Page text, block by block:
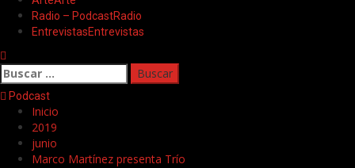
Radio – PodcastRadio
EntrevistasEntrevistas
Buscar:
Podcast
Inicio
2019
junio
Marco Martínez presenta Trío